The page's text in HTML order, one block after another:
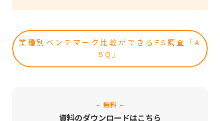
業種別ベンチマーク比較ができるES調査「A
SQ」
- 無料 -
資料のダウンロードはこちら